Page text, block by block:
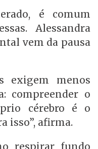
é comum
Alessandra
vem da pausa
exigem menos
compreender o
cérebro é o
isso”, afirma.
respirar fundo